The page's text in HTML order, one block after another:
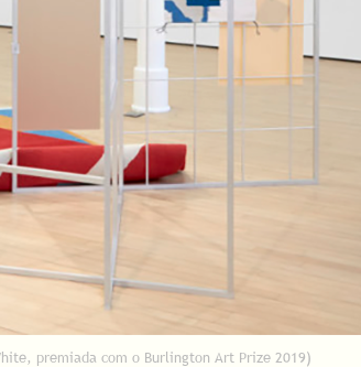
premiada com o Burlington Art Prize 2019)